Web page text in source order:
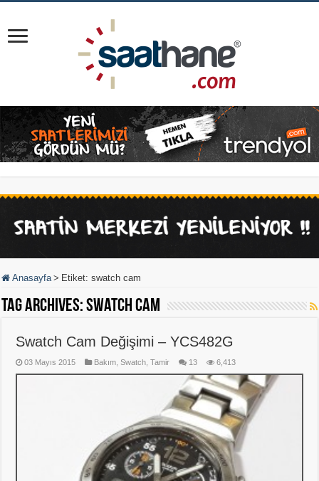
Anasayfa > Etiket:swatch cam
Tag Archives:swatch cam
Swatch Cam Değişimi – YCS482G
03 Mayıs 2015 Bakım ,Swatch ,Tamir 13 6,413